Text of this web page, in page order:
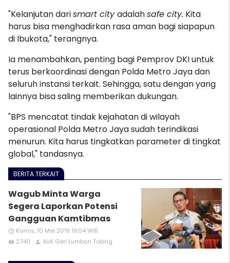
"Kelanjutan darismart cityadalahsafe city. Kita
harus bisa menghadirkan rasa aman bagi siapapun
di Ibukota," terangnya.
Ia menambahkan, penting bagi Pemprov DKI untuk
terus berkoordinasi dengan Polda Metro Jaya dan
seluruh instansi terkait. Sehingga, satu dengan yang
lainnya bisa saling memberikan dukungan.
"BPS mencatat tindak kejahatan di wilayah
operasional Polda Metro Jaya sudah terindikasi
menurun. Kita harus tingkatkan parameter di tingkat
global," tandasnya.
BERITA TERKAIT
Wagub Minta Warga
Segera Laporkan Potensi
Gangguan Kamtibmas
access_time Kamis, 10 Mei 2018 19:04 WIB
remove_red_eye 2740 person Aldi Geri Lumban Tobing